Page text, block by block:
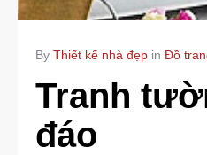
By Thiết kế nhà đẹp in Đồ
Tranh
đáo